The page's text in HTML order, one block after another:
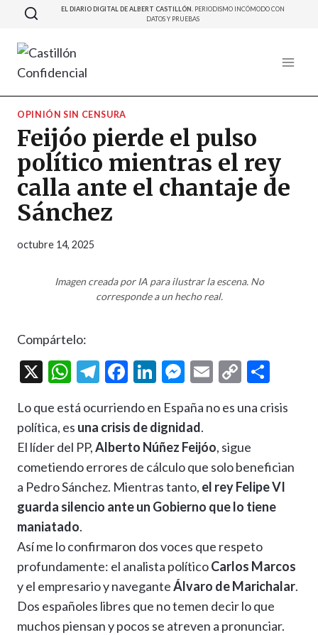
Saltar
contenido
EL DIARIO DIGITAL DE ALBERT CASTILLÓN. PERIODISMO INCÓMODO CON
DATOS Y PRUEBAS
OPINIÓN SIN CENSURA
Feijóo pierde el pulso
político mientras el rey
calla ante el chantaje de
Sánchez
octubre 14, 2025
Imagen creada por IA para ilustrar la escena. No
corresponde a un hecho real.
Compártelo:
X
W
at
s
A
p
p
T
e
gr
a
m
F
e
b
o
o
k
Li
ke
dI
n
M
se
n
g
er
E
ai
l
C
p
y
Li
n
k
m
ar
ti
r
Lo que está ocurriendo en España no es una crisis
política, es una crisis de dignidad.
El líder del PP,Alberto Núñez Feijóo, sigue
cometiendo errores de cálculo que solo benefician
a Pedro Sánchez. Mientras tanto, el rey Felipe VI
guarda silencio ante un Gobierno que lo tiene
maniatado.
Así me lo confirmaron dos voces que respeto
profundamente: el analista políticoCarlos Marcos
y el empresario y naveganteÁlvaro de Marichalar.
Dos españoles libres que no temen decir lo que
muchos piensan y pocos se atreven a pronunciar.